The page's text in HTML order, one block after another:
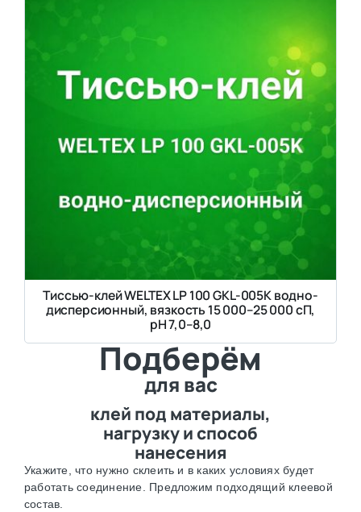
Тиссью-клей WELTEX LP 100 GKL-005K водно-
дисперсионный, вязкость 15 000–25 000 сП,
pH 7,0–8,0
Подберём
для вас
клей под материалы,
нагрузку и способ
нанесения
Укажите, что нужно склеить и в каких условиях будет
работать соединение. Предложим подходящий клеевой
состав.